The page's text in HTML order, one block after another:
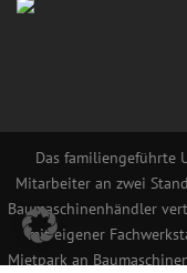
Das familiengeführte
Mitarbeiter an zwei
Baumaschinenhändler
mit eigener
Mietpark an